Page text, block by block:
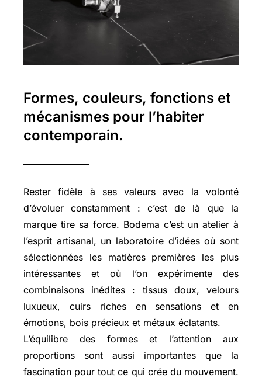
Formes, couleurs, fonctions et
mécanismes pour l’habiter
contemporain.
Rester fidèle à ses valeurs avec la volonté
d’évoluer constamment : c’est de là que la
marque tire sa force. Bodema c’est un atelier à
l’esprit artisanal, un laboratoire d’idées où sont
sélectionnées les matières premières les plus
intéressantes et où l’on expérimente des
combinaisons inédites : tissus doux, velours
luxueux, cuirs riches en sensations et en
émotions, bois précieux et métaux éclatants.
L’équilibre des formes et l’attention aux
proportions sont aussi importantes que la
fascination pour tout ce qui crée du mouvement.